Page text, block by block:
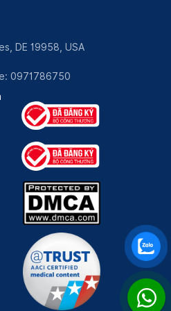
DE 19958, USA
0971786750